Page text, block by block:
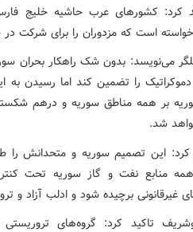
کرد: کشورهای عرب حاشیه خلیج
خواسته است که مزدوران را برای شرکت
می‌نویسد: بدون شک راهکار بحران
را تضمین کند اما رسیدن
بر همه مناطق سوریه و درهم
شد.
این تصمیم سوریه و متحدانش را
منابع نفت و گاز سوریه تحت
غیرقانونی برچیده شود و ادلب آزاد و
تاکید کرد: گروه‌های